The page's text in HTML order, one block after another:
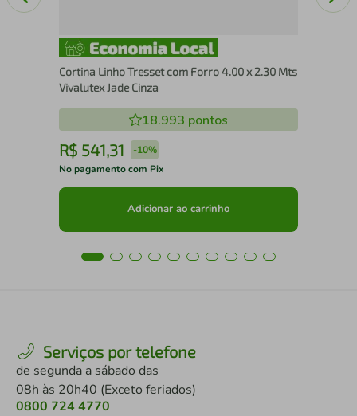
Cortina Linho Tresset com Forro 4.00 x 2.30 Mts
Vivalutex Jade Cinza
18.993 pontos
R$ 541,31 -10%
No pagamento com Pix
Adicionar ao carrinho
Serviços por telefone
de segunda a sábado das
08h às 20h40 (Exceto feriados)
0800 724 4770